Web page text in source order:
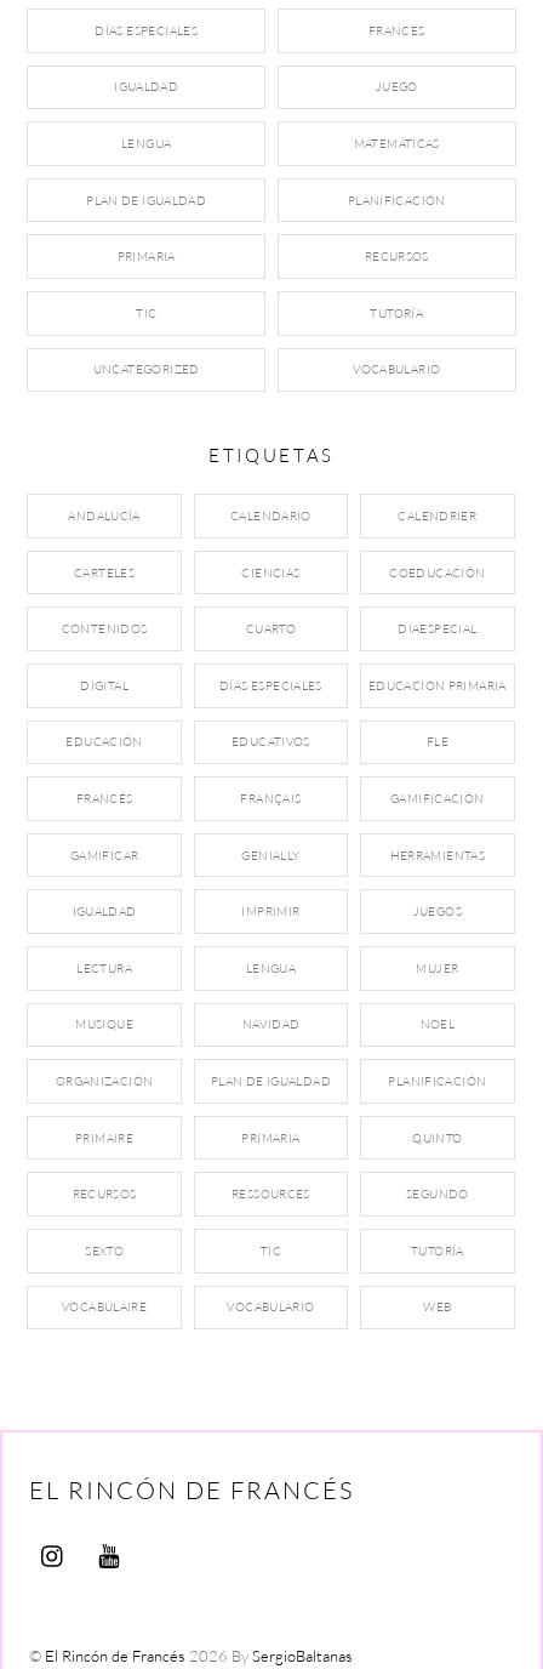
DÍAS ESPECIALES FRANCÉS
IGUALDAD JUEGO
LENGUA MATEMÁTICAS
PLAN DE IGUALDAD PLANIFICACIÓN
PRIMARIA RECURSOS
TIC TUTORÍA
UNCATEGORIZED VOCABULARIO
ETIQUETAS
ANDALUCÍA CALENDARIO CALENDRIER
CARTELES CIENCIAS COEDUCACIÓN
CONTENIDOS CUARTO DIAESPECIAL
DIGITAL DÍAS ESPECIALES EDUCACION PRIMARIA
EDUCACIÓN EDUCATIVOS FLE
FRANCÉS FRANÇAIS GAMIFICACIÓN
GAMIFICAR GENIALLY HERRAMIENTAS
IGUALDAD IMPRIMIR JUEGOS
LECTURA LENGUA MUJER
MUSIQUE NAVIDAD NOEL
ORGANIZACIÓN PLAN DE IGUALDAD PLANIFICACIÓN
PRIMAIRE PRIMARIA QUINTO
RECURSOS RESSOURCES SEGUNDO
SEXTO TIC TUTORÍA
VOCABULAIRE VOCABULARIO WEB
EL RINCÓN DE FRANCÉS
© El Rincón de Francés 2026 BySergioBaltanas